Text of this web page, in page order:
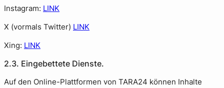
Instagram: LINK
X (vormals Twitter) LINK
Xing: LINK
2.3. Eingebettete Dienste.
Auf den Online-Plattformen von TARA24 können Inhalte